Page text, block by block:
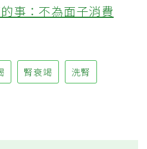
事：不為面子消費
腎衰竭 洗腎